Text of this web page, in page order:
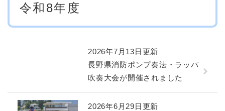
令和8年度
2026年7月13日更新
長野県消防ポンプ奏法・ラッパ
吹奏大会が開催されました
2026年6月29日更新